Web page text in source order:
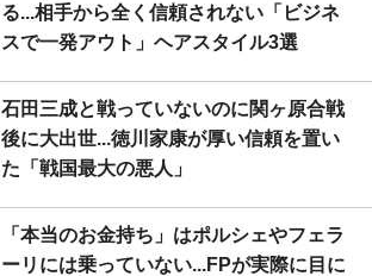
る...相手から全く信頼されない「ビジネ
スで一発アウト」ヘアスタイル3選
石田三成と戦っていないのに関ヶ原合戦
後に大出世...徳川家康が厚い信頼を置い
た「戦国最大の悪人」
「本当のお金持ち」はポルシェやフェラ
ーリには乗っていない...FPが実際に目に